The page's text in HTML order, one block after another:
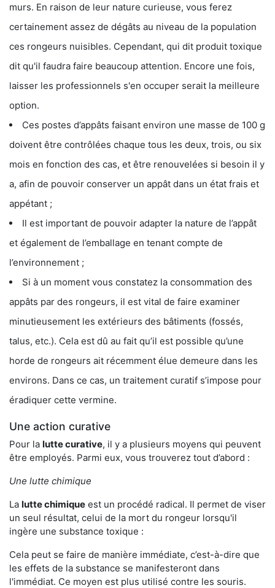
murs. En raison de leur nature curieuse, vous ferez
certainement assez de dégâts au niveau de la population
ces rongeurs nuisibles. Cependant, qui dit produit toxique
dit qu'il faudra faire beaucoup attention. Encore une fois,
laisser les professionnels s'en occuper serait la meilleure
option.
Ces postes d’appâts faisant environ une masse de 100 g
doivent être contrôlées chaque tous les deux, trois, ou six
mois en fonction des cas, et être renouvelées si besoin il y
a, afin de pouvoir conserver un appât dans un état frais et
appétant ;
Il est important de pouvoir adapter la nature de l’appât
et également de l’emballage en tenant compte de
l’environnement ;
Si à un moment vous constatez la consommation des
appâts par des rongeurs, il est vital de faire examiner
minutieusement les extérieurs des bâtiments (fossés,
talus, etc.). Cela est dû au fait qu’il est possible qu’une
horde de rongeurs ait récemment élue demeure dans les
environs. Dans ce cas, un traitement curatif s’impose pour
éradiquer cette vermine.
Une action curative
Pour la lutte curative, il y a plusieurs moyens qui peuvent
être employés. Parmi eux, vous trouverez tout d’abord :
Une lutte chimique
La lutte chimique est un procédé radical. Il permet de viser
un seul résultat, celui de la mort du rongeur lorsqu'il
ingère une substance toxique :
Cela peut se faire de manière immédiate, c’est-à-dire que
les effets de la substance se manifesteront dans
l'immédiat. Ce moyen est plus utilisé contre les souris.